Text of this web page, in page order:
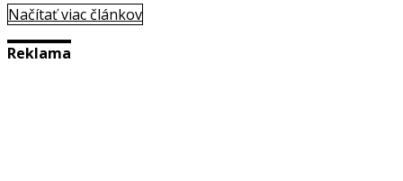
Načítať viac článkov
Reklama